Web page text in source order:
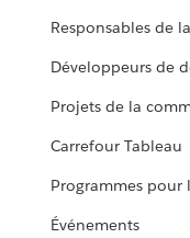
Responsables de
Développeurs de
Projets de la
Carrefour Tableau
Programmes pour
Événements